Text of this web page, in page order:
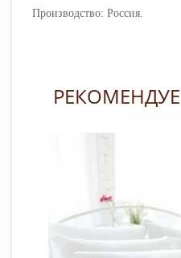
Производство: Россия.